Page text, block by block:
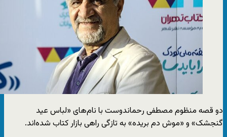
دو قصه منظوم مصطفی رحماندوست با نام‌های «لباس عید
گنجشک» و «موش دم‌ بریده» به تازگی راهی بازار کتاب شده‌اند.